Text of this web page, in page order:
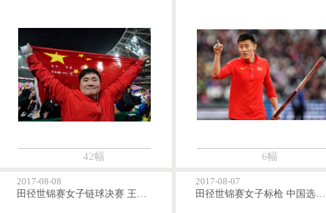
42幅 6幅
2017-08-08
田径世锦赛女子链球决赛 王峥获得亚军张文秀第四
2017-08-07
田径世锦赛女子标枪 中国选手均晋级决赛